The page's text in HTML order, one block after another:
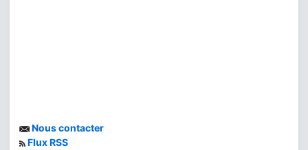
Nous contacter
Flux RSS